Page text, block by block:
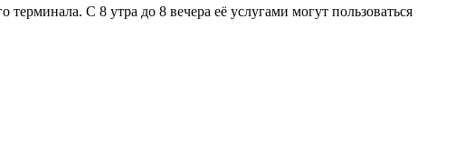
С 8 утра до 8 вечера её услугами могут пользоваться